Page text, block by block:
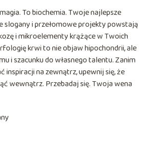
To biochemia. Twoje najlepsze
slogany i przełomowe projekty powstają
i mikroelementy krążące w Twoich
krwi to nie objaw hipochondrii, ale
i szacunku do własnego talentu. Zanim
inspiracji na zewnątrz, upewnij się, że
wewnątrz. Przebadaj się. Twoja wena